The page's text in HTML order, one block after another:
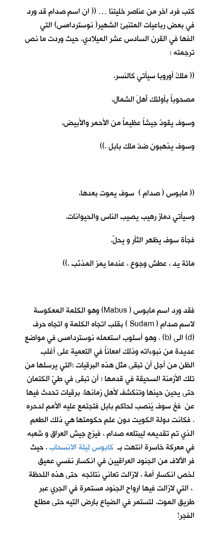
كتب فرد اخر من عناصر خليتنا … (( ان اسم صدام قد ورد
في بعض رباعيات المتنبئ الشهير( نوستردامس) التي
الفها في القرن السادس عشر الميلادي. حيث وردت ما نص
ترجمته :
(( ملكُ أوروبا سيأتي كالنسر،
مصحوباً بأولئك أَهلَ الشمال،
وسوف يقودُ جيشاً عظيماً من الأحمر والأبيض،
وسوف يذهبون ضدّ ملك بابل .))
(( مابوس ( صدام ) سوف يموت بعدها،
وسيأتي دمارٌ رهيب يصيب الناس والحيوانات.
فجأة سوف يظهر الثأر و يحلّ.
مائة يد ، عطش وجوع ، عندما يمرّ المذنَّب .))
فقد ورد اسم مابوس ( Mabus) وهو الكلمة المعكوسة
لاسم صدام ( Sudam ) بقلب اتجاه الكلمة و اتجاه حرف
(d) الى (b) . وهو أسلوب استعمله نوستردامس في مواضع
عديدة من نبوءاته وذلك امعاناً في التعمية على أغلب
الظن من أجل أن تبقى مثل هذه البرقيات ؛التي يرسلها من
تلك الأزمنة السحيقة في قدمها ؛ أن تبقى في طيّ الكتمان
حتى يحين حينها وتنكشف لأهل زمانها. برقيات تحدث فيها
عن فخ سوف يُنصب لحاكم بابل فتجتمع عليه الأمم لدحره
. فكانت دولة الكويت دون علم حكومتها هي ذلك الطعم
الذي تم تقديمه ليبتلعه صدام ، فيزج جيش العراق و شعبه
في معركة خاسرة انتهت بـ كابوس ليلة الانسحاب. حيث
فر الآلاف من الجنود العراقيين في انكسار نفسي عميق
لخص انكسار أمة ، لازالت تعاني نتائجه حتى هذه اللحظة
، التي لازالت فيها ارواح الجنود مستمرة في الجري عبر
طريق الموت. لتستمر في الضياع بارض التيه حتى مطلع
الفجر!